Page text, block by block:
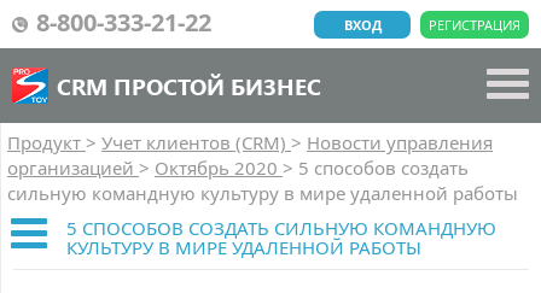
8-800-333-21-22 РЕГИСТРАЦИЯ
ВХОД
CRM ПРОСТОЙ БИЗНЕС
Продукт > Учет клиентов (CRM) > Новости управления
организацией > Октябрь 2020 > 5 способов создать
сильную командную культуру в мире удаленной работы
5 СПОСОБОВ СОЗДАТЬ СИЛЬНУЮ КОМАНДНУЮ
КУЛЬТУРУ В МИРЕ УДАЛЕННОЙ РАБОТЫ